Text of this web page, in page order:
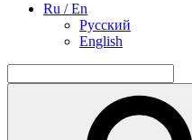
Ru / En
Русский
English